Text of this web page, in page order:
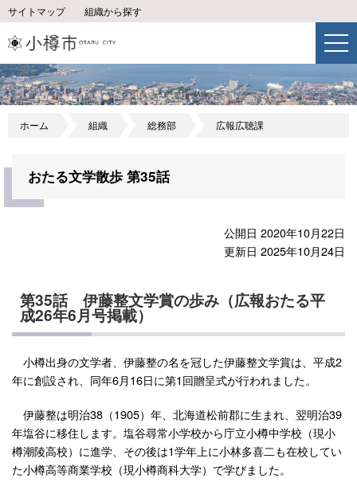
サイトマップ 組織から探す
ホーム 組織 総務部 広報広聴課
おたる文学散歩 第35話
公開日 2020年10月22日
更新日 2025年10月24日
第35話 伊藤整文学賞の歩み（広報おたる平
成26年6月号掲載）
小樽出身の文学者、伊藤整の名を冠した伊藤整文学賞は、平成2
年に創設され、同年6月16日に第1回贈呈式が行われました。
伊藤整は明治38（1905）年、北海道松前郡に生まれ、翌明治39
年塩谷に移住します。塩谷尋常小学校から庁立小樽中学校（現小
樽潮陵高校）に進学、その後は1学年上に小林多喜二も在校してい
た小樽高等商業学校（現小樽商科大学）で学びました。